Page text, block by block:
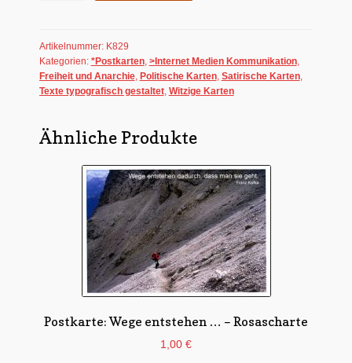
Menge
Artikelnummer: K829
Kategorien: *Postkarten, >Internet Medien Kommunikation,
Freiheit und Anarchie, Politische Karten, Satirische Karten,
Texte typografisch gestaltet, Witzige Karten
Ähnliche Produkte
Postkarte: Wege entstehen … – Rosascharte
1,00 €